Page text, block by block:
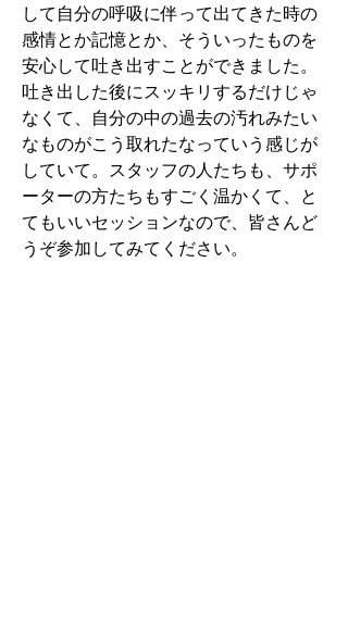
して自分の呼吸に伴って出てきた時の
感情とか記憶とか、そういったものを
安心して吐き出すことができました。
吐き出した後にスッキリするだけじゃ
なくて、自分の中の過去の汚れみたい
なものがこう取れたなっていう感じが
していて。スタッフの人たちも、サポ
ーターの方たちもすごく温かくて、と
てもいいセッションなので、皆さんど
うぞ参加してみてください。